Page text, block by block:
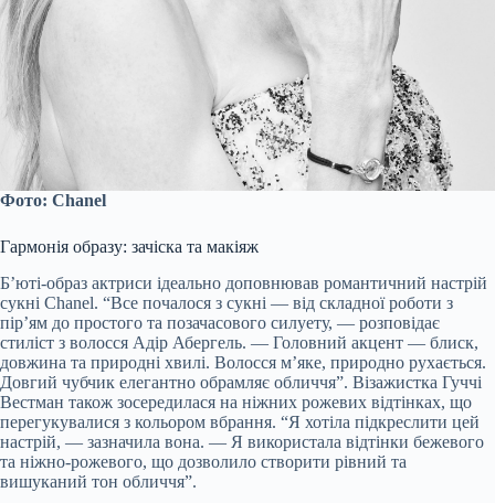
Фото: Chanel
Гармонія образу: зачіска та макіяж
Б’юті-образ актриси ідеально доповнював романтичний настрій
сукні Chanel. “Все почалося з сукні — від складної роботи з
пір’ям до простого та позачасового силуету, — розповідає
стиліст з волосся Адір Абергель. — Головний акцент — блиск,
довжина та природні хвилі. Волосся м’яке, природно рухається.
Довгий чубчик елегантно обрамляє обличчя”. Візажистка Гуччі
Вестман також зосередилася на ніжних рожевих відтінках, що
перегукувалися з кольором вбрання. “Я хотіла підкреслити цей
настрій, — зазначила вона. — Я використала відтінки бежевого
та ніжно-рожевого, що дозволило створити рівний та
вишуканий тон обличчя”.